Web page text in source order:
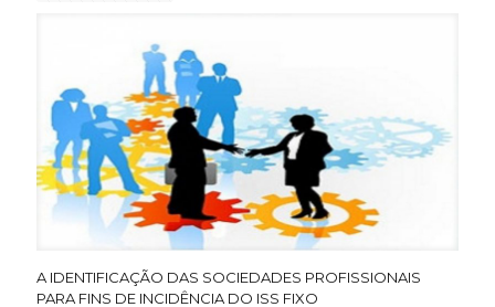
A IDENTIFICAÇÃO DAS SOCIEDADES PROFISSIONAIS
PARA FINS DE INCIDÊNCIA DO ISS FIXO